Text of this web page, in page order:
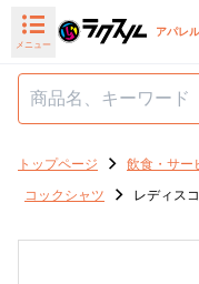
メニュー
アパレ
トップページ 飲食・サー
コックシャツ
レディス